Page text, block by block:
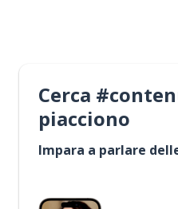
Cerca
piacciono
Impara a parlare